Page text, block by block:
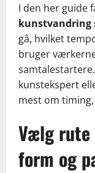
I den her guide
kunstvandring
gå, hvilket
bruger
kunstekspert
mest om
Vælg
form og